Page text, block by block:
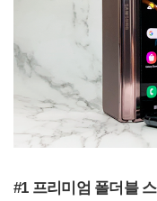
#1 프리미엄 폴더블